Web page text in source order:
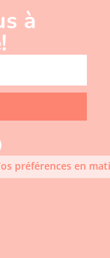
à
préférences en